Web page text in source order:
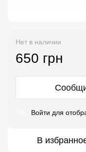
Нет в наличии
650 грн
Войти для
В